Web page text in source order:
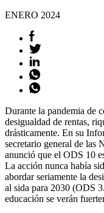
ENERO 2024
Durante la pandemia de
desigualdad de rentas,
drásticamente. En su
secretario general de las
anunció que el ODS 10
La acción nunca había
abordar seriamente la
al sida para 2030 (ODS
educación se verán